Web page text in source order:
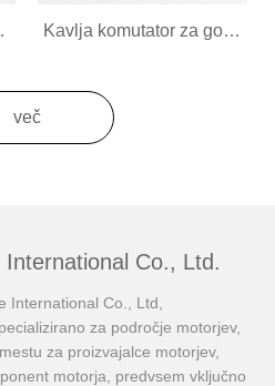
aparate Kavlja komutator za gospodinjske aparate
več
Co., Ltd.
International Co., Ltd,
za področje motorjev,
za proizvajalce motorjev,
motorja, predvsem vključno